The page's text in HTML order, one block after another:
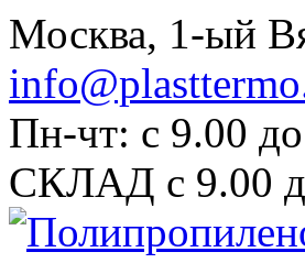
Москва, 1-ый
Пн-чт: с 9.00
СКЛАД с 9.00